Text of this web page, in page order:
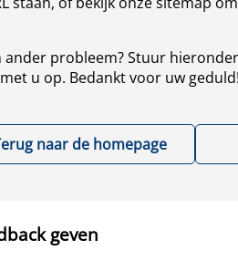
ander probleem? Stuur
u op. Bedankt voor uw geduld!
naar de homepage
geven